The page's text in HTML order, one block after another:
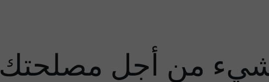
من أجل مصلحتك